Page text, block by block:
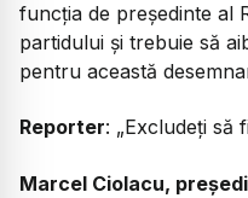
funcția de președinte al
partidului și trebuie să
pentru această
Reporter: „Excludeți să
Marcel Ciolacu,